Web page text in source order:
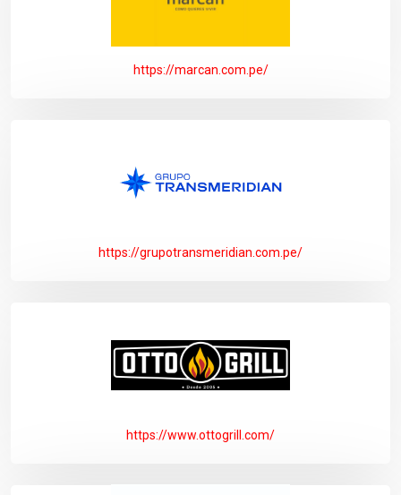
https://marcan.com.pe/
https://grupotransmeridian.com.pe/
https://www.ottogrill.com/